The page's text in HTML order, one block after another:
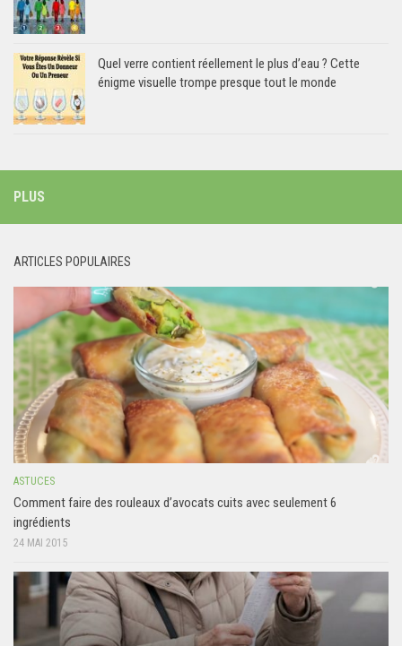
Quel verre contient réellement le plus d’eau ? Cette
énigme visuelle trompe presque tout le monde
PLUS
ARTICLES POPULAIRES
ASTUCES
Comment faire des rouleaux d’avocats cuits avec seulement 6
ingrédients
24 MAI 2015